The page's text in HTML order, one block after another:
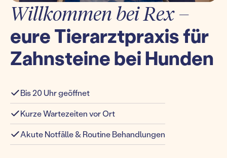
Willkommen bei Rex –
eure Tierarztpraxis für
Zahnsteine bei Hunden
Bis 20 Uhr geöffnet
Kurze Wartezeiten vor Ort
Akute Notfälle & Routine Behandlungen